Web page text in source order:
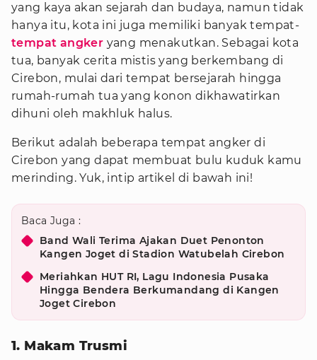
yang kaya akan sejarah dan budaya, namun tidak
hanya itu, kota ini juga memiliki banyak tempat-
tempat angker yang menakutkan. Sebagai kota
tua, banyak cerita mistis yang berkembang di
Cirebon, mulai dari tempat bersejarah hingga
rumah-rumah tua yang konon dikhawatirkan
dihuni oleh makhluk halus.
Berikut adalah beberapa tempat angker di
Cirebon yang dapat membuat bulu kuduk kamu
merinding. Yuk, intip artikel di bawah ini!
Baca Juga :
Band Wali Terima Ajakan Duet Penonton
Kangen Joget di Stadion Watubelah Cirebon
Meriahkan HUT RI, Lagu Indonesia Pusaka
Hingga Bendera Berkumandang di Kangen
Joget Cirebon
1. Makam Trusmi